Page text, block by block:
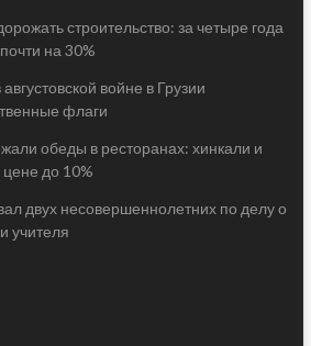
строительство: за четыре года
на 30%
войне в Грузии
флаги
обеды в ресторанах: хинкали и
до 10%
двух несовершеннолетних по делу о
учителя